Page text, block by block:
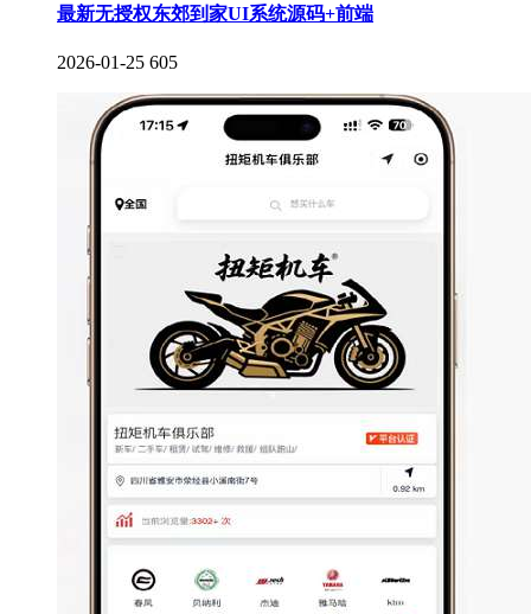
最新无授权东郊到家UI系统源码+前端
2026-01-25 605